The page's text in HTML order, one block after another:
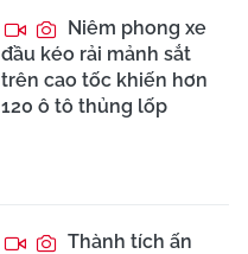
Niêm phong xe
đầu kéo rải mảnh sắt
trên cao tốc khiến hơn
120 ô tô thủng lốp
Thành tích ấn